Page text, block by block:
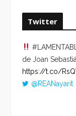
Twitter
de Joan
https://t.co/
@REANayarit